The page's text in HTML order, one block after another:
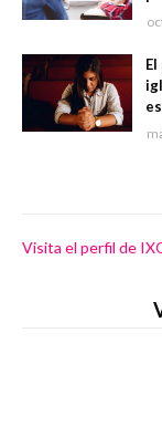
Visita el perfil de